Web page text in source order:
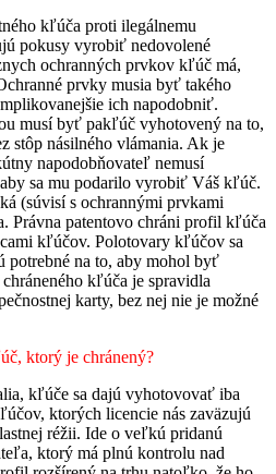
kľúča proti ilegálnemu
pokusy vyrobiť nedovolené
ochranných prvkov kľúč má,
prvky musia byť takého
ich napodobniť.
musí byť pakľúč vyhotovený na to,
stôp násilného vlámania. Ak je
napodobňovateľ nemusí
sa mu podarilo vyrobiť Váš kľúč.
(súvisí s ochrannými prvkami
Právna patentovo chráni profil kľúča
kľúčov. Polotovary kľúčov sa
potrebné na to, aby mohol byť
kľúča je spravidla
karty, bez nej nie je možné
ktorý je chránený?
kľúče sa dajú vyhotovovať iba
ktorých licencie nás zaväzujú
réžii. Ide o veľkú pridanú
ktorý má plnú kontrolu nad